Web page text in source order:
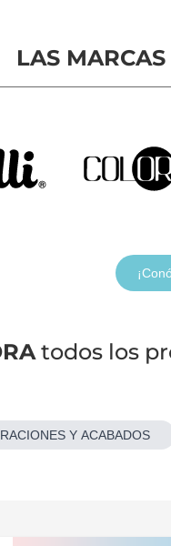
LAS MARCAS
todos los
Y ACABADOS